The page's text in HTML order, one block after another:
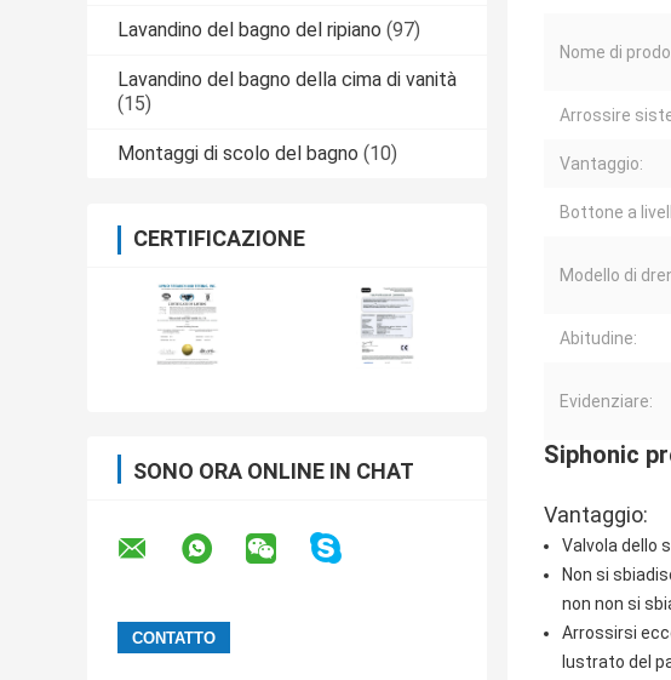
Lavandino del bagno del ripiano (97)
Lavandino del bagno della cima di vanità
(15)
Montaggi di scolo del bagno (10)
CERTIFICAZIONE
SONO ORA ONLINE IN CHAT
Nome di
Arrossire
Vantaggio:
Bottone a
Modello di
Abitudine:
Evidenziare:
Siphonic
Vantaggio:
Valvola dello
Non si
non non si
Arrossirsi
lustrato del